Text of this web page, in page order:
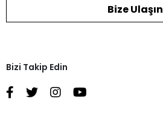
Bize Ulaşın
Bizi Takip Edin